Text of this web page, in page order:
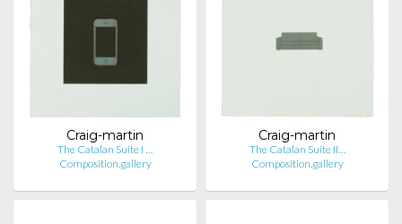
Craig-martin
The Catalan Suite I …
Composition.gallery
Craig-martin
The Catalan Suite II…
Composition.gallery